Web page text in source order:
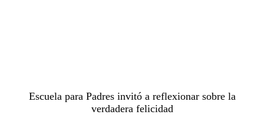
Escuela para Padres invitó a reflexionar sobre la
verdadera felicidad